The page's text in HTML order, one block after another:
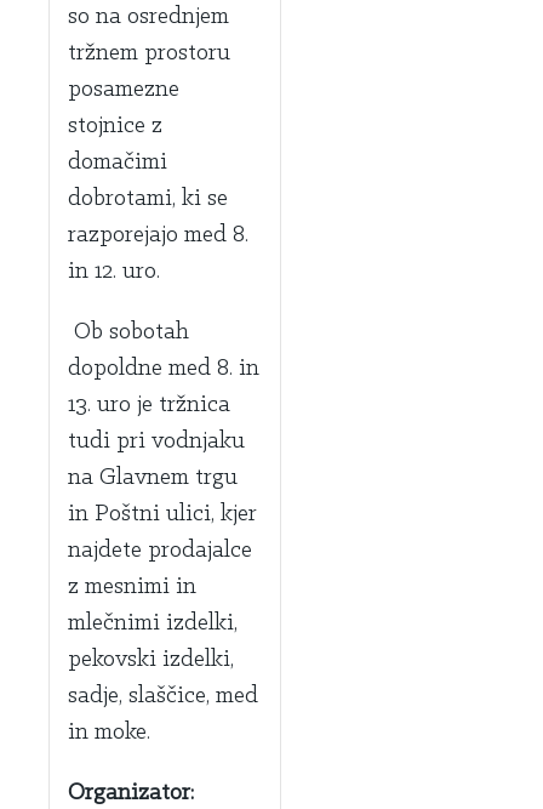
so na osrednjem
tržnem prostoru
posamezne
stojnice z
domačimi
dobrotami, ki se
razporejajo med 8.
in 12. uro.
Ob sobotah
dopoldne med 8. in
13. uro je tržnica
tudi pri vodnjaku
na Glavnem trgu
in Poštni ulici, kjer
najdete prodajalce
z mesnimi in
mlečnimi izdelki,
pekovski izdelki,
sadje, slaščice, med
in moke.
Organizator: